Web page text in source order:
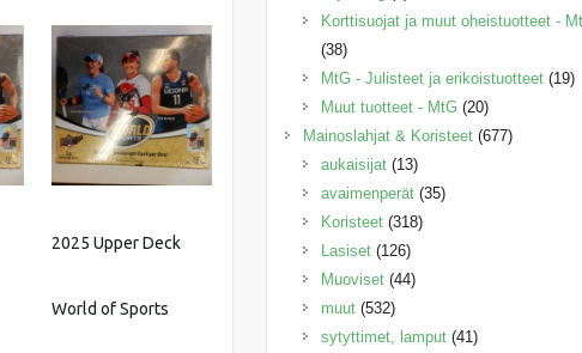
2025 Upper Deck
World of Sports
Korttisuojat ja muut oheistuotteet -
(38)
MtG - Julisteet ja erikoistuotteet (19)
Muut tuotteet - MtG (20)
Mainoslahjat & Koristeet (677)
aukaisijat (13)
avaimenperät (35)
Koristeet (318)
Lasiset (126)
Muoviset (44)
muut (532)
sytyttimet, lamput (41)